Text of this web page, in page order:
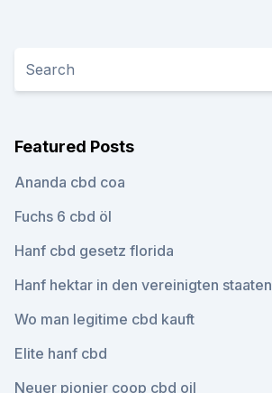
Featured Posts
Ananda cbd coa
Fuchs 6 cbd öl
Hanf cbd gesetz florida
Hanf hektar in den vereinigten staaten
Wo man legitime cbd kauft
Elite hanf cbd
Neuer pionier coop cbd oil